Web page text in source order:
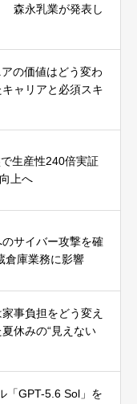
森永乳業が発表し
の価値はどう変わ
ャリアと必須スキ
生産性240倍実証
上へ
サイバー攻撃を確
倉庫業務に影響
事負担をどう変え
休みの“見えない
「GPT-5.6 Sol」を